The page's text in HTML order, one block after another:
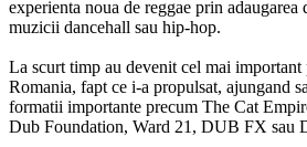
experienta noua de reggae prin adaugarea
muzicii dancehall sau hip-hop.
La scurt timp au devenit cel mai important
Romania, fapt ce i-a propulsat, ajungand
formatii importante precum The Cat
Dub Foundation, Ward 21, DUB FX sau